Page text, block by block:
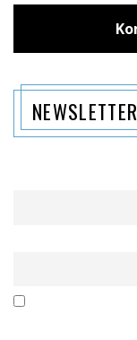
NEWSLETTER